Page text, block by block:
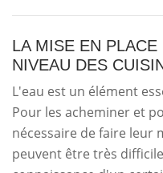
LA MISE EN
NIVEAU DES
L'eau est un élément
Pour les acheminer et
nécessaire de faire leur
peuvent être très